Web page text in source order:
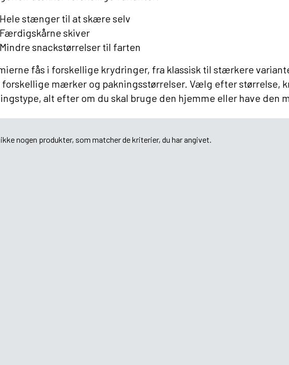
Hele stænger til at skære selv
Færdigskårne skiver
Mindre snackstørrelser til farten
fås i forskellige krydringer, fra klassisk til stærkere
mærker og pakningsstørrelser. Vælg efter størrelse,
alt efter om du skal bruge den hjemme eller have den
ikke nogen produkter, som matcher de kriterier, du har angivet.